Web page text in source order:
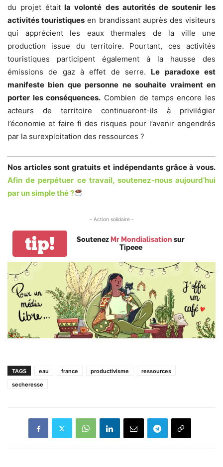
du projet était la volonté des autorités de soutenir les
activités touristiques en brandissant auprès des visiteurs
qui apprécient les eaux thermales de la ville une
production issue du territoire. Pourtant, ces activités
touristiques participent également à la hausse des
émissions de gaz à effet de serre. Le paradoxe est
manifeste bien que personne ne souhaite vraiment en
porter les conséquences. Combien de temps encore les
acteurs de territoire continueront-ils à privilégier
l’économie et faire fi des risques pour l’avenir engendrés
par la surexploitation des ressources ?
Nos articles sont gratuits et indépendants grâce à vous.
Afin de perpétuer ce travail, soutenez-nous aujourd’hui
par un simple thé ?
- Action solidaire -
tip! Soutenez Mr Mondialisation sur
Tipeee
TAGS eau france productivisme
ressources
secheresse